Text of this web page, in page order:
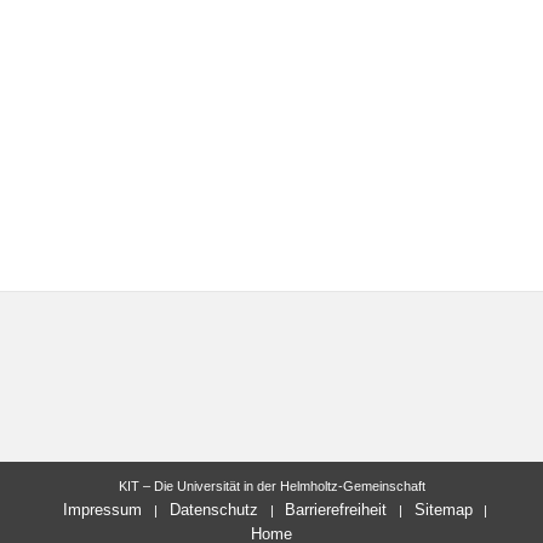
KIT – Die Universität in der Helmholtz-Gemeinschaft
Impressum Datenschutz Barrierefreiheit
Sitemap
Home